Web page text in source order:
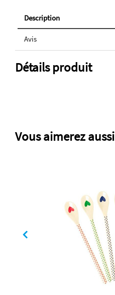
Description
Avis
Détails produit
Vous aimerez aussi